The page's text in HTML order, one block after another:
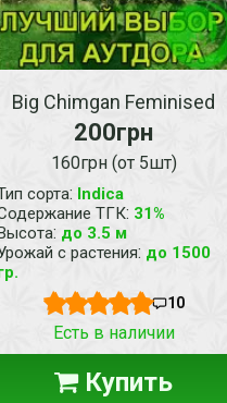
Big Chimgan Feminised
200грн
160грн (от 5шт)
сорта: Indica
ТГК: 31%
: до 3.5 м
с растения: до 1500
10
Есть в наличии
Купить